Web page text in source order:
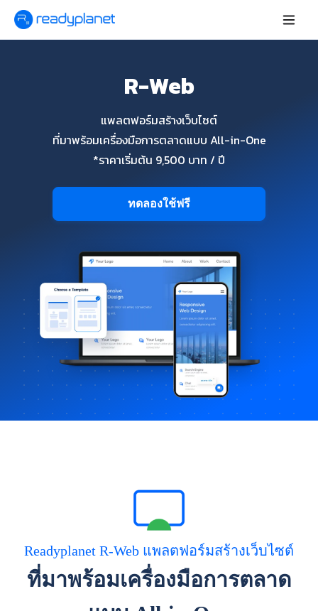
R-Web
แพลตฟอร์มสร้างเว็บไซต์
ที่มาพร้อมเครื่องมือการตลาดแบบ All-in-One
*ราคาเริ่มต้น 9,500 บาท / ปี
ทดลองใช้ฟรี
Readyplanet R-Web แพลตฟอร์มสร้างเว็บไซต์
ที่มาพร้อมเครื่องมือการตลาด